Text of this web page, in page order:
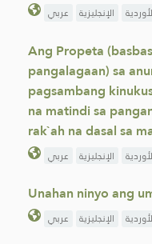
عربي الإنجليزية
Ang Propeta
pangalagaan) sa
pagsambang
na matindi sa
rak`ah na dasal sa
عربي الإنجليزية
Unahan ninyo ang
عربي الإنجليزية